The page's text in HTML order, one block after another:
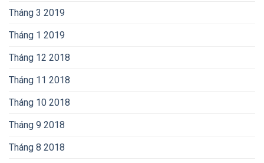
Tháng 3 2019
Tháng 1 2019
Tháng 12 2018
Tháng 11 2018
Tháng 10 2018
Tháng 9 2018
Tháng 8 2018